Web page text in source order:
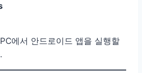
에서 안드로이드 앱을 실행할